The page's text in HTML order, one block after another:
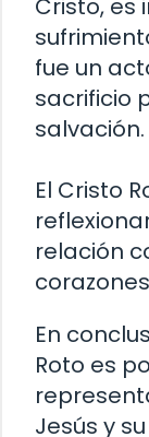
Cristo, es
fue un
sacrificio
salvación.
El Cristo
relación
En
Roto es
Jesús y